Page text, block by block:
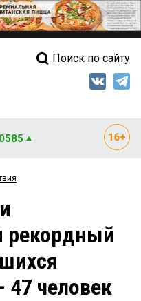
Свежий выпуск
Мнения
Блоги
Архив
Поиск по сайту
рекордный
47 человек